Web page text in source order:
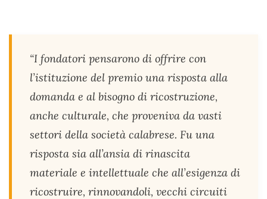
“I fondatori pensarono di offrire con
l’istituzione del premio una risposta alla
domanda e al bisogno di ricostruzione,
anche culturale, che proveniva da vasti
settori della società calabrese. Fu una
risposta sia all’ansia di rinascita
materiale e intellettuale che all’esigenza di
ricostruire, rinnovandoli, vecchi circuiti